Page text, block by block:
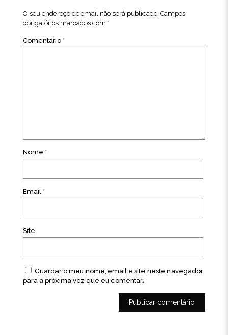
O seu endereço de email não será publicado. Campos
obrigatórios marcados com *
Comentário *
Nome *
Email *
Site
Guardar o meu nome, email e site neste navegador
para a próxima vez que eu comentar.